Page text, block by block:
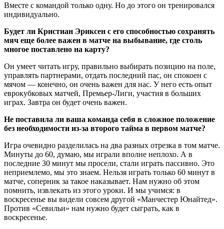
Вместе с командой только одну. Но до этого он тренировался
индивидуально.
Будет ли Кристиан Эриксен с его способностью сохранять
мяч еще более важен в матче на выбывание, где столь
многое поставлено на карту?
Он умеет читать игру, правильно выбирать позицию на поле,
управлять партнерами, отдать последний пас, он спокоен с
мячом — конечно, он очень важен для нас. У него есть опыт
еврокубковых матчей, Премьер-Лиги, участия в больших
играх. Завтра он будет очень важен.
Не поставила ли ваша команда себя в сложное положение
без необходимости из-за второго тайма в первом матче?
Игра очевидно разделилась на два разных отрезка в том матче.
Минуты до 60, думаю, мы играли вполне неплохо. А в
последние 30 минут мы просели, стали играть пассивно. Это
неприемлемо, мы это знаем. Нельзя играть только 60 минут в
матче, соперник за такое наказывает. Нам нужно об этом
помнить, извлекать из этого уроки. И мы учимся: в
воскресенье вы видели совсем другой «Манчестер Юнайтед».
Против «Севильи» нам нужно будет сыграть, как в
воскресенье.